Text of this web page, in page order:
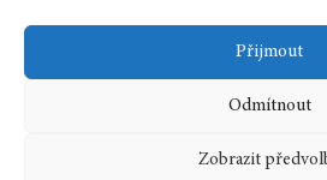
Přijmout
Odmítnout
Zobrazit